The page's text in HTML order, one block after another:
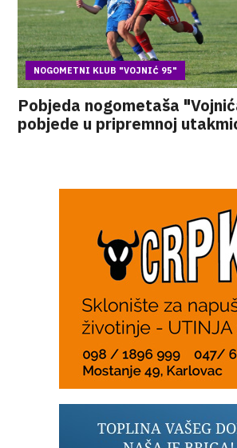
NOGOMETNI KLUB "VOJNIĆ 95"
Pobjeda nogometaša
pobjede u pripremnoj